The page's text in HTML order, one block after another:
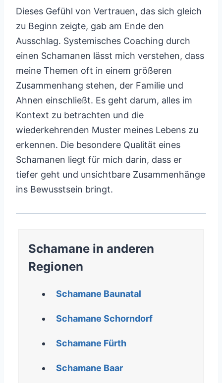
Dieses Gefühl von Vertrauen, das sich gleich
zu Beginn zeigte, gab am Ende den
Ausschlag. Systemisches Coaching durch
einen Schamanen lässt mich verstehen, dass
meine Themen oft in einem größeren
Zusammenhang stehen, der Familie und
Ahnen einschließt. Es geht darum, alles im
Kontext zu betrachten und die
wiederkehrenden Muster meines Lebens zu
erkennen. Die besondere Qualität eines
Schamanen liegt für mich darin, dass er
tiefer geht und unsichtbare Zusammenhänge
ins Bewusstsein bringt.
Schamane in anderen
Regionen
Schamane Baunatal
Schamane Schorndorf
Schamane Fürth
Schamane Baar